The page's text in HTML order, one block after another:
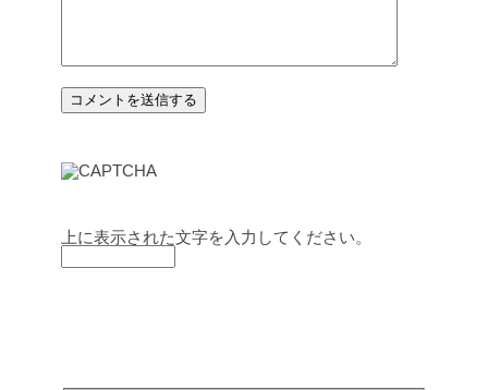
上に表示された文字を入力してください。